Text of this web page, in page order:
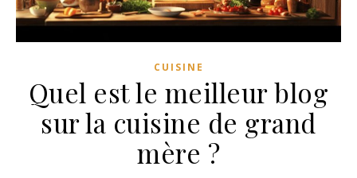
CUISINE
Quel est le meilleur blog
sur la cuisine de grand
mère ?